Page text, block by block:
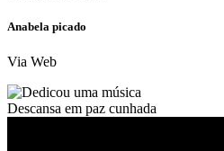
Anabela picado
Via Web
Descansa em paz cunhada